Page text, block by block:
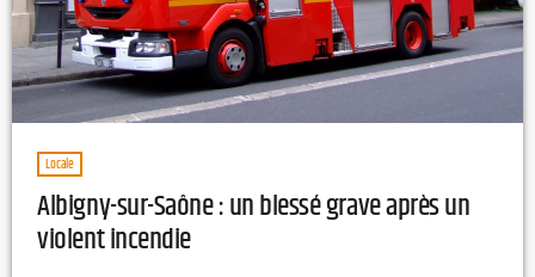
Locale
Albigny-sur-Saône : un blessé grave après un
violent incendie